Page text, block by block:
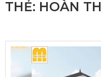
THẺ: HOÀN